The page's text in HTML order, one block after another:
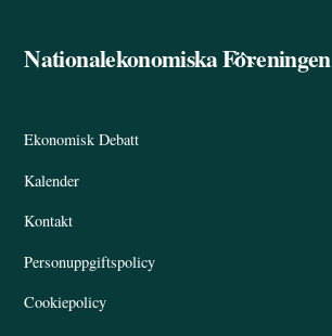
Back
Nationalekonomiska Föreningen
Ekonomisk Debatt
Kalender
Kontakt
Personuppgiftspolicy
Cookiepolicy